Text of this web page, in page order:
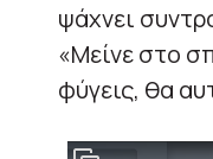
ψάχνει
«Μείνε στο
φύγεις, θα